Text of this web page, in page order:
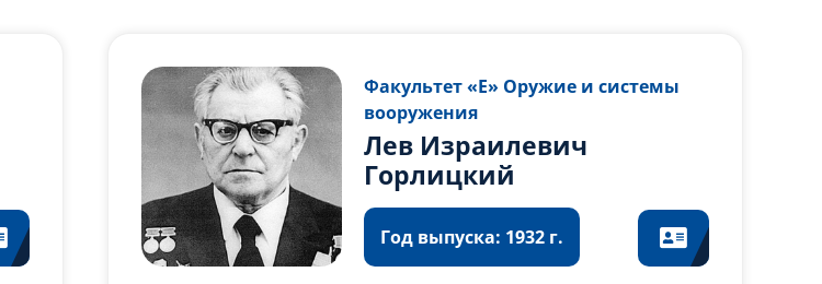
Факультет «Е» Оружие и системы
вооружения
Лев Израилевич
Горлицкий
Год выпуска: 1932 г.